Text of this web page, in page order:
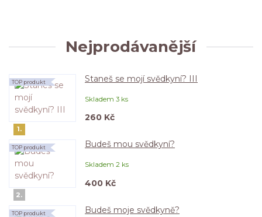
Nejprodávanější
1.
Staneš se mojí svědkyní? III
Skladem 3 ks
TOP produkt
260 Kč
2.
Budeš mou svědkyní?
Skladem 2 ks
TOP produkt
400 Kč
Budeš moje svědkyně?
TOP produkt